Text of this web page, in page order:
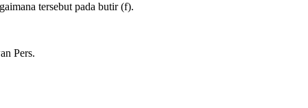
tersebut pada butir (f).
Pers.